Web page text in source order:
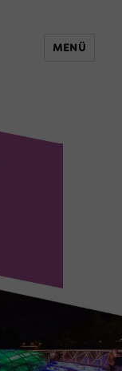
MENÜ